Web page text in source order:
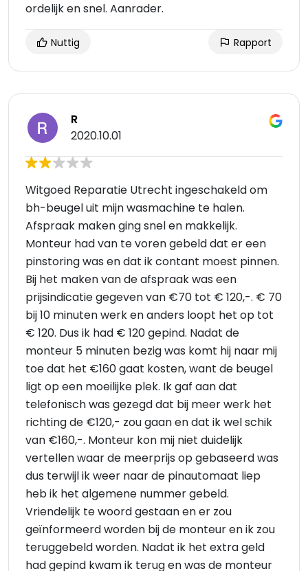
ordelijk en snel. Aanrader.
Nuttig Rapport
R
2020.10.01
Witgoed Reparatie Utrecht ingeschakeld om
bh-beugel uit mijn wasmachine te halen.
Afspraak maken ging snel en makkelijk.
Monteur had van te voren gebeld dat er een
pinstoring was en dat ik contant moest pinnen.
Bij het maken van de afspraak was een
prijsindicatie gegeven van €70 tot € 120,-. € 70
bij 10 minuten werk en anders loopt het op tot
€ 120. Dus ik had € 120 gepind. Nadat de
monteur 5 minuten bezig was komt hij naar mij
toe dat het €160 gaat kosten, want de beugel
ligt op een moeilijke plek. Ik gaf aan dat
telefonisch was gezegd dat bij meer werk het
richting de €120,- zou gaan en dat ik wel schik
van €160,-. Monteur kon mij niet duidelijk
vertellen waar de meerprijs op gebaseerd was
dus terwijl ik weer naar de pinautomaat liep
heb ik het algemene nummer gebeld.
Vriendelijk te woord gestaan en er zou
geïnformeerd worden bij de monteur en ik zou
teruggebeld worden. Nadat ik het extra geld
had gepind kwam ik terug en was de monteur